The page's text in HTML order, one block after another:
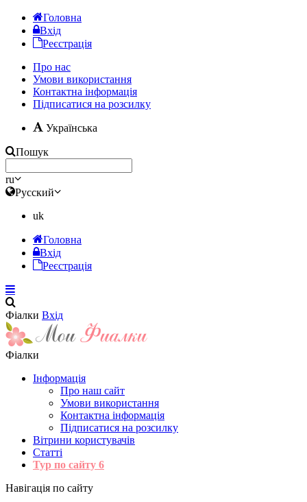
Головна
Вхід
Реєстрація
Про нас
Умови використання
Контактна інформація
Підписатися на розсилку
Українська
Пошук
ru
Русский
uk
Головна
Вхід
Реєстрація
Фіалки Вхід
Фіалки
Інформація
Про наш сайт
Умови використання
Контактна інформація
Підписатися на розсилку
Вітрини користувачів
Статті
Тур по сайту 6
Навігація по сайту